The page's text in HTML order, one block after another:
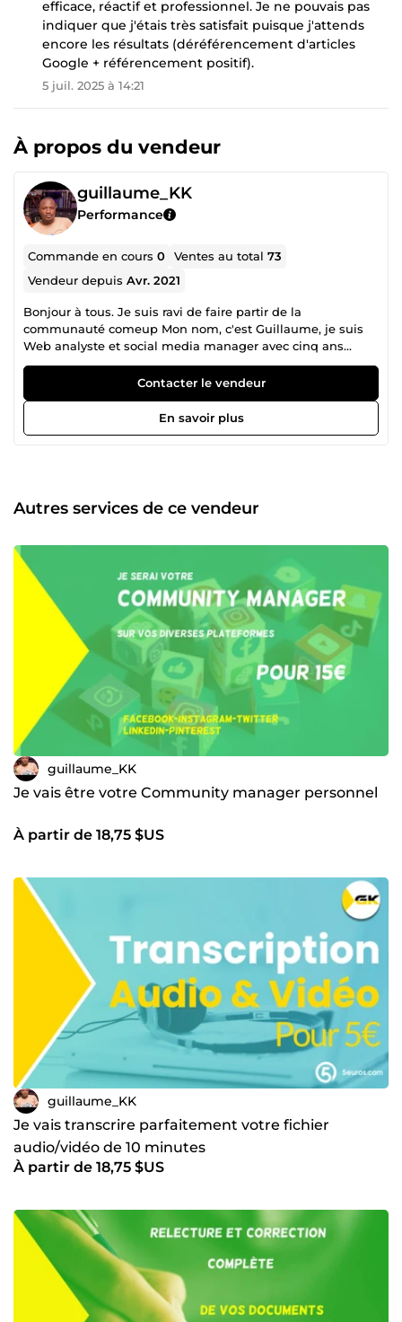
efficace, réactif et professionnel. Je ne pouvais pas
indiquer que j'étais très satisfait puisque j'attends
encore les résultats (déréférencement d'articles
Google + référencement positif).
5 juil. 2025 à 14:21
À propos du vendeur
guillaume_KK
Performance
Commande en cours0 Ventes au total73
Vendeur depuisAvr. 2021
Bonjour à tous. Je suis ravi de faire partir de la
communauté comeup Mon nom, c'est Guillaume, je suis
Web analyste et social media manager avec cinq ans
d'expérience. Je vous propose mes services afin d'apporter
une nouvelle touche, à vos projets. Je serais honoré de
vous accompagner. Merci
Contacter le vendeur
En savoir plus
Autres services de ce vendeur
guillaume_KK
Je vais être votre Community manager personnel
À partir de 18,75 $US
guillaume_KK
Je vais transcrire parfaitement votre fichier
audio/vidéo de 10 minutes
À partir de 18,75 $US